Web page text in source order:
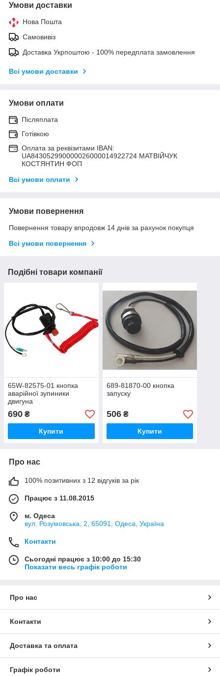
Умови доставки
Нова Пошта
Самовивіз
Доставка Укрпоштою - 100% передплата замовлення
Всі умови доставки
Умови оплати
Післяплата
Готівкою
Оплата за реквізитами IBAN:
UA843052990000026000014922724 МАТВIЙЧУК
КОСТЯНТИН ФОП
Всі умови оплати
Умови повернення
Повернення товару впродовж 14 днів за рахунок покупця
Всі умови повернення
Подібні товари компанії
65W-82575-01 кнопка
аварійної зупиники
двигуна
690 ₴
Купити
689-81870-00 кнопка
запуску
506₴
Купити
Про нас
100% позитивних з 12 відгуків за рік
Працює з 11.08.2015
м. Одеса
вул. Розумовська, 2, 65091, Одеса, Україна
Контакти
Сьогодні працює з 10:00 до 15:30
Показати весь графік роботи
Про нас
Контакти
Доставка та оплата
Графік роботи